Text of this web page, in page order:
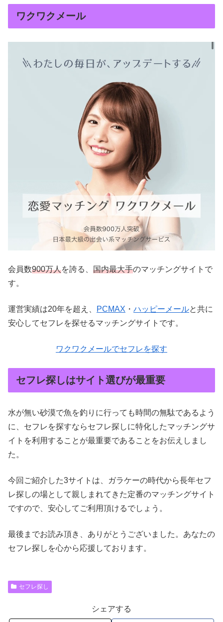
ワクワクメール
会員数900万人を誇る、 国内最大手のマッチングサイトで
す。
運営実績は20年を超え、 PCMAX ・ ハッピーメールと共に
安心してセフレを探せるマッチングサイトです。
ワクワクメールでセフレを探す
セフレ探しはサイト選びが最重要
水が無い砂漠で魚を釣りに行っても時間の無駄であるよう
に、セフレを探すならセフレ探しに特化したマッチングサ
イトを利用することが最重要であることをお伝えしまし
た。
今回ご紹介した3サイトは、ガラケーの時代から長年セフ
レ探しの場として親しまれてきた定番のマッチングサイト
ですので、安心してご利用頂けるでしょう。
最後までお読み頂き、ありがとうございました。あなたの
セフレ探しを心から応援しております。
セフレ探し
シェアする